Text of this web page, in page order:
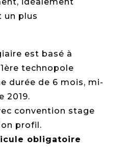
un plus
est basé à
technopole
durée de 6 mois, mi-
2019.
convention stage
profil.
obligatoire